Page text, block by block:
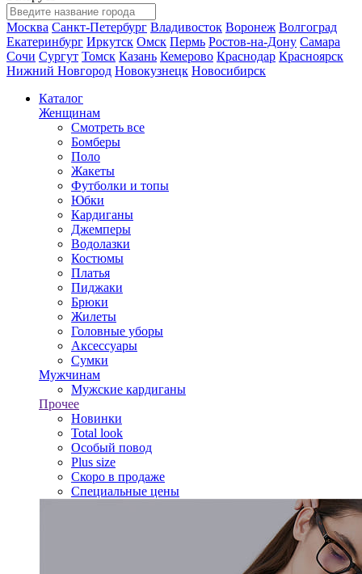
Москва Санкт-Петербург Владивосток Воронеж Волгоград
Екатеринбург Иркутск Омск Пермь Ростов-на-Дону Самара
Сочи Сургут Томск Казань Кемерово Краснодар Красноярск
Нижний Новгород Новокузнецк Новосибирск
Каталог
Женщинам
Смотреть все
Бомберы
Поло
Жакеты
Футболки и топы
Юбки
Кардиганы
Джемперы
Водолазки
Костюмы
Платья
Пиджаки
Брюки
Жилеты
Головные уборы
Аксессуары
Сумки
Мужчинам
Мужские кардиганы
Прочее
Новинки
Total look
Особый повод
Plus size
Скоро в продаже
Специальные цены